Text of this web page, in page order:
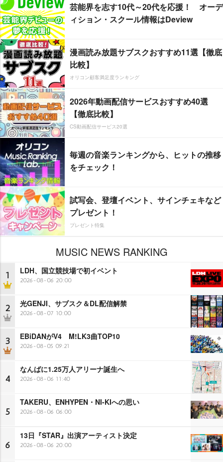
芸能界を志す10代～20代を応援！ オーデ
ィション・スクール情報はDeview
漫画読み放題サブスクおすすめ11選【徹底
比較】
オリコン顧客満足度ランキング
2026年動画配信サービスおすすめ40選
【徹底比較】
CS動画配信サービス20選
毎週の音楽ランキングから、ヒットの推移
をチェック！
試写会、登壇イベント、サインチェキなど
プレゼント！
プレゼント特集
MUSIC NEWS RANKING
1 LDH、国立競技場で初イベント
2026-08-06 20:00
2 光GENJI、サブスク＆DL配信解禁
2026-08-07 10:00
3 EBiDANがV4 M!LK3曲TOP10
2026-08-05 09:21
4
なんばに1.25万人アリーナ誕生へ
2026-08-06 11:40
5
TAKERU、ENHYPEN・NI-KIへの思い
2026-08-06 06:00
6
13日『STAR』出演アーティスト決定
2026-08-06 20:00